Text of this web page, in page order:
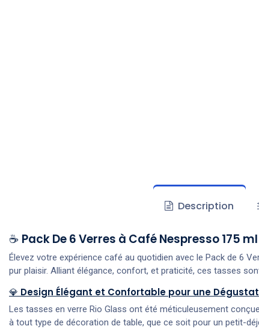
Description
☕️ Pack De 6 Verres à Café Nespresso 175
Élevez votre expérience café au quotidien avec le Pack de 6
pur plaisir. Alliant élégance, confort, et praticité, ces tasses
💎 Design Élégant et Confortable pour une
Les tasses en verre Rio Glass ont été méticuleusement
à tout type de décoration de table, que ce soit pour un petit-